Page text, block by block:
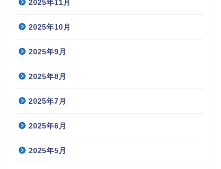
2025年11月
2025年10月
2025年9月
2025年8月
2025年7月
2025年6月
2025年5月